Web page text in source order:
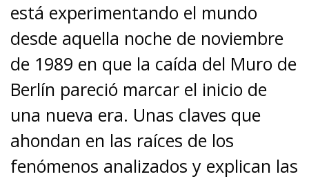
está experimentando el mundo
desde aquella noche de noviembre
de 1989 en que la caída del Muro de
Berlín pareció marcar el inicio de
una nueva era. Unas claves que
ahondan en las raíces de los
fenómenos analizados y explican las